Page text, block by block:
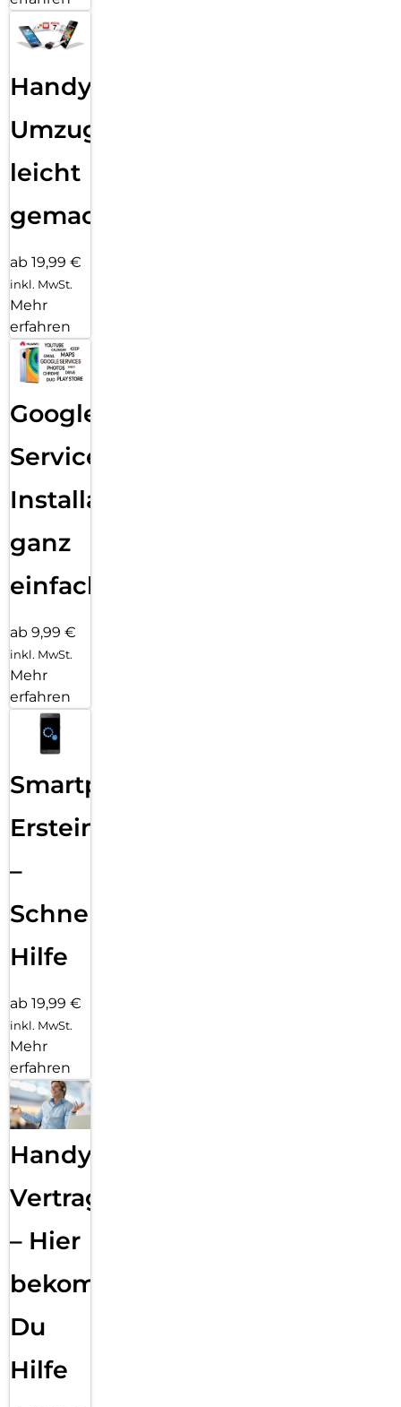
Handy
Umzug
leicht
gemacht!
ab 19,99 €
inkl. MwSt.
Mehr
erfahren
Google
Services
Installation
ganz
einfach
ab 9,99 €
inkl. MwSt.
Mehr
erfahren
Smartphone
Ersteinrichtung
–
Schnelle
Hilfe
ab 19,99 €
inkl. MwSt.
Mehr
erfahren
Handy
Vertragsabwicklung
– Hier
bekommst
Du
Hilfe